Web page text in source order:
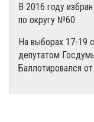
В 2016 году
по округу №60.
На выборах 17-19
депутатом
Баллотировался